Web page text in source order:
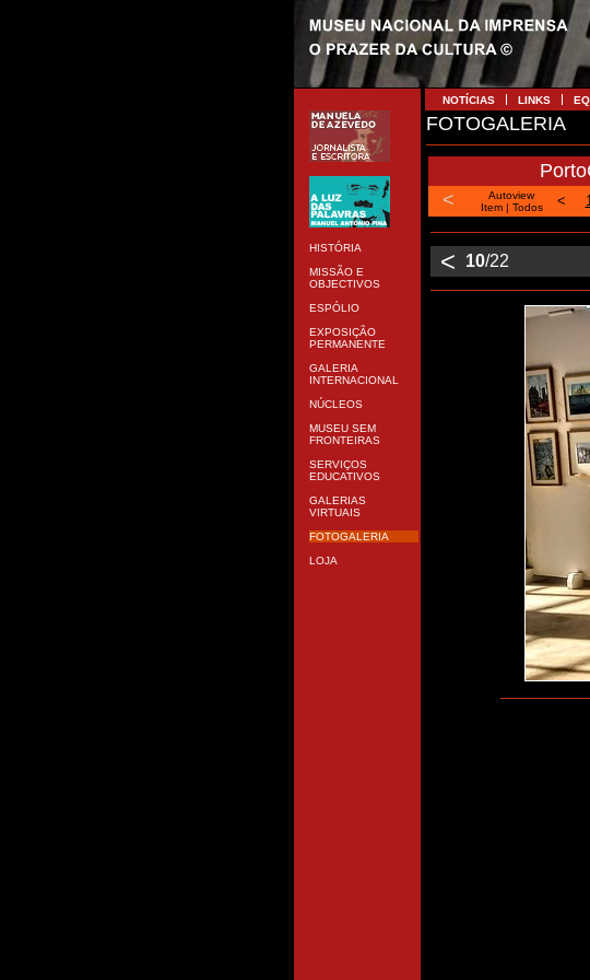
HISTÓRIA
MISSÃO E
OBJECTIVOS
ESPÓLIO
EXPOSIÇÃO
PERMANENTE
GALERIA
INTERNACIONAL
NÚCLEOS
MUSEU SEM
FRONTEIRAS
SERVIÇOS
EDUCATIVOS
GALERIAS
VIRTUAIS
FOTOGALERIA
LOJA
NOTÍCIAS LINKS
FOTOGALERIA
<
Autoview
Item| Todos <
< 10/22